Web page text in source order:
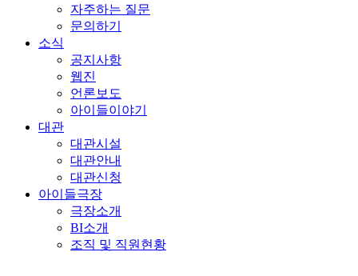
자주하는 질문
문의하기
소식
공지사항
웹진
언론보도
아이들이야기
대관
대관시설
대관안내
대관신청
아이들극장
극장소개
BI소개
조직 및 직원현황